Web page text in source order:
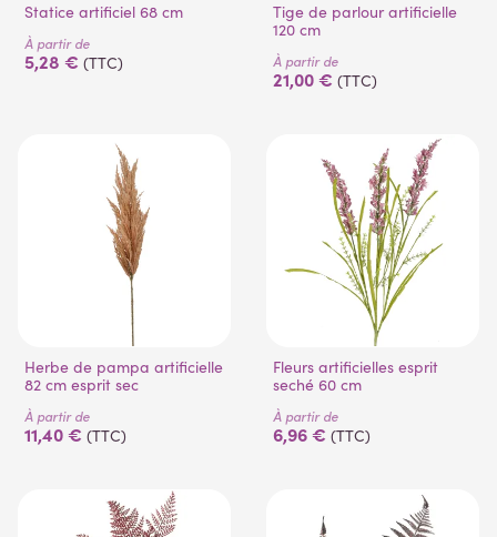
Statice artificiel 68 cm
À partir de
5,28 € (TTC)
Tige de parlour artificielle
120 cm
À partir de
21,00 € (TTC)
Herbe de pampa artificielle
82 cm esprit sec
À partir de
11,40 € (TTC)
Fleurs artificielles esprit
seché 60 cm
À partir de
6,96 € (TTC)